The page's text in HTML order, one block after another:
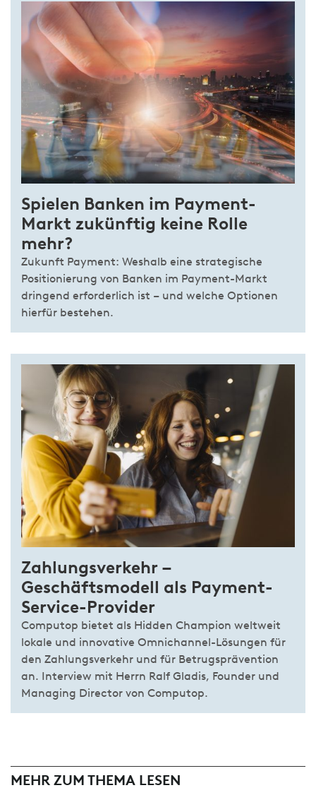
Spielen Banken im Payment-
Markt zukünftig keine Rolle
mehr?
Zukunft Payment: Weshalb eine strategische
Positionierung von Banken im Payment-Markt
dringend erforderlich ist – und welche Optionen
hierfür bestehen.
Zahlungsverkehr –
Geschäftsmodell als Payment-
Service-Provider
Computop bietet als Hidden Champion weltweit
lokale und innovative Omnichannel-Lösungen für
den Zahlungsverkehr und für Betrugsprävention
an. Interview mit Herrn Ralf Gladis, Founder und
Managing Director von Computop.
MEHR ZUM THEMA LESEN